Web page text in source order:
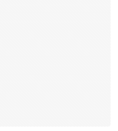
กิจการโรงแรมและท่องเที่ยว
ยทัศน์ที่จะพาเด็กไทยก้าวสู่ระบ
นการเรียนการสอนที่เทียบเท่า
ได้รับการรับรองจาก Ofqual
าลอังกฤษ สอนโดยอาจารย์ผู้
รกิจจริง ปัจจุบัน Finn มีนักเรี
ว่า 500 คนในรอบกว่า 11 ปีขอ
นการศึกษาไทยที่มีนักเรียนมาก